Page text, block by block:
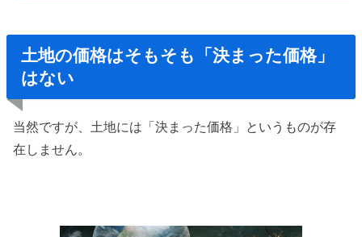
土地の価格はそもそも「決まった価格」
はない
当然ですが、土地には「決まった価格」というものが存
在しません。